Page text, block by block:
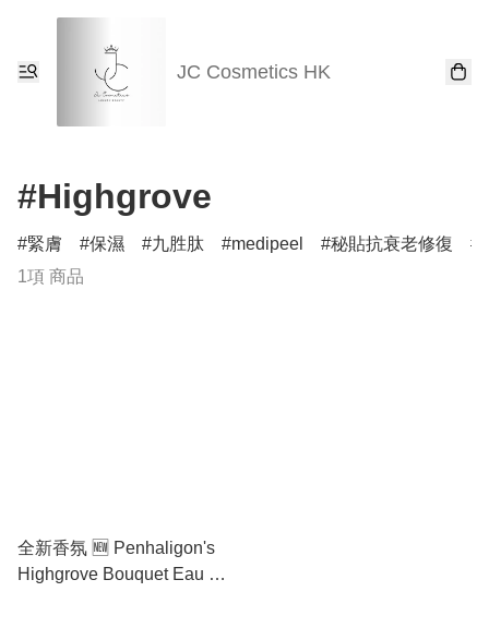
JC Cosmetics HK
#Highgrove
緊膚 保濕 九胜肽 medipeel 秘貼抗衰老修復
1項 商品
全新香氛 🆕 Penhaligon's
Highgrove Bouquet Eau De